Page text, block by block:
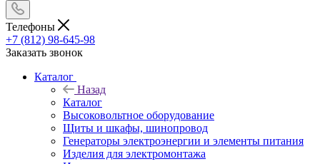
Телефоны
+7 (812) 98-645-98
Заказать звонок
Каталог
Назад
Каталог
Высоковольтное оборудование
Щиты и шкафы, шинопровод
Генераторы электроэнергии и элементы питания
Изделия для электромонтажа